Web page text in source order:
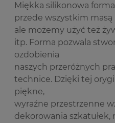
Miękka silikonowa
przede wszystkim
ale możemy użyć też
itp. Forma pozwala
ozdobienia
naszych przeróżnych
technice. Dzięki tej
piękne,
wyraźne przestrzenne
dekorowania